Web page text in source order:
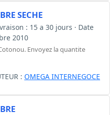
SECHE
: 15 a 30 jours · Date
2010
Envoyez la quantite
: OMEGA INTERNEGOCE